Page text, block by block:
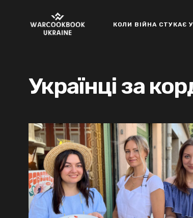
КОЛИ ВІЙНА СТУКАЄ
Українці за